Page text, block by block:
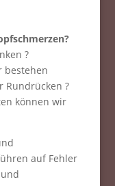
?
bestehen
Rundrücken ?
können wir
auf Fehler